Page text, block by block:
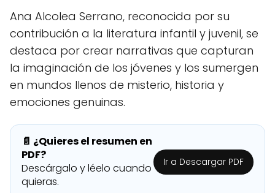
Ana Alcolea Serrano, reconocida por su
contribución a la literatura infantil y juvenil, se
destaca por crear narrativas que capturan
la imaginación de los jóvenes y los sumergen
en mundos llenos de misterio, historia y
emociones genuinas.
📄 ¿Quieres el resumen en
PDF?
Descárgalo y léelo cuando
quieras.
Ir a Descargar PDF